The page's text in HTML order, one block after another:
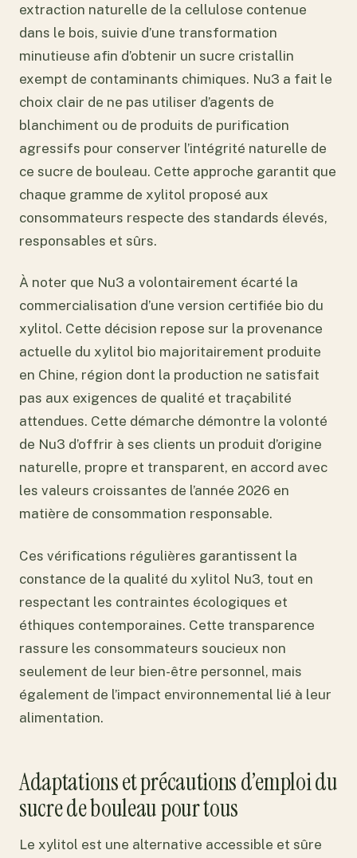
extraction naturelle de la cellulose contenue
dans le bois, suivie d’une transformation
minutieuse afin d’obtenir un sucre cristallin
exempt de contaminants chimiques. Nu3 a fait le
choix clair de ne pas utiliser d’agents de
blanchiment ou de produits de purification
agressifs pour conserver l’intégrité naturelle de
ce sucre de bouleau. Cette approche garantit que
chaque gramme de xylitol proposé aux
consommateurs respecte des standards élevés,
responsables et sûrs.
À noter que Nu3 a volontairement écarté la
commercialisation d’une version certifiée bio du
xylitol. Cette décision repose sur la provenance
actuelle du xylitol bio majoritairement produite
en Chine, région dont la production ne satisfait
pas aux exigences de qualité et traçabilité
attendues. Cette démarche démontre la volonté
de Nu3 d’offrir à ses clients un produit d’origine
naturelle, propre et transparent, en accord avec
les valeurs croissantes de l’année 2026 en
matière de consommation responsable.
Ces vérifications régulières garantissent la
constance de la qualité du xylitol Nu3, tout en
respectant les contraintes écologiques et
éthiques contemporaines. Cette transparence
rassure les consommateurs soucieux non
seulement de leur bien-être personnel, mais
également de l’impact environnemental lié à leur
alimentation.
Adaptations et précautions d’emploi du
sucre de bouleau pour tous
Le xylitol est une alternative accessible et sûre